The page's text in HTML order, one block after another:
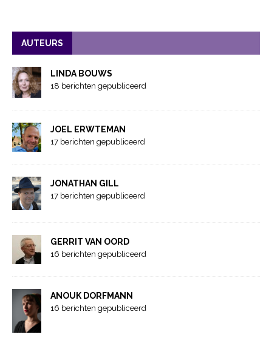
AUTEURS
LINDA BOUWS
18 berichten gepubliceerd
JOEL ERWTEMAN
17 berichten gepubliceerd
JONATHAN GILL
17 berichten gepubliceerd
GERRIT VAN OORD
16 berichten gepubliceerd
ANOUK DORFMANN
16 berichten gepubliceerd